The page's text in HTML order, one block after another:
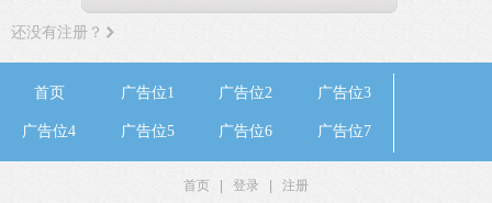
还没有注册？
首页 广告位1 广告位2 广告位3
广告位4 广告位5 广告位6 广告位7
首页 登录
注册